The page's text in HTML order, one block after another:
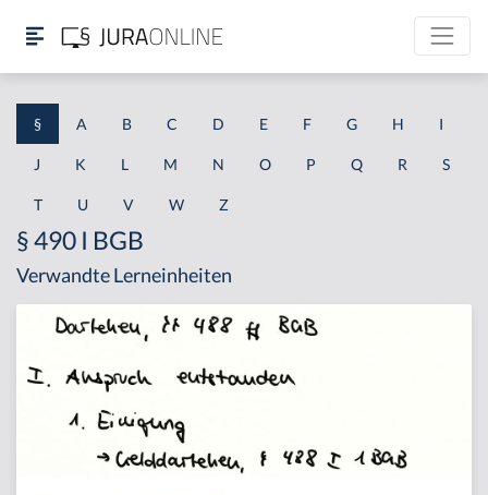
§ A B C D E F G H I
J K L M N O P Q R S
T U V W Z
§ 490 I BGB
Verwandte Lerneinheiten